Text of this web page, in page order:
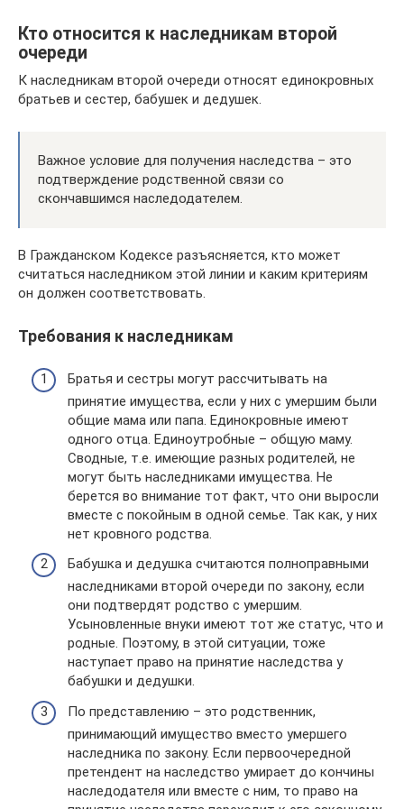
Кто относится к наследникам второй
очереди
К наследникам второй очереди относят единокровных
братьев и сестер, бабушек и дедушек.
Важное условие для получения наследства – это
подтверждение родственной связи со
скончавшимся наследодателем.
В Гражданском Кодексе разъясняется, кто может
считаться наследником этой линии и каким критериям
он должен соответствовать.
Требования к наследникам
Братья и сестры могут рассчитывать на
принятие имущества, если у них с умершим были
общие мама или папа. Единокровные имеют
одного отца. Единоутробные – общую маму.
Сводные, т.е. имеющие разных родителей, не
могут быть наследниками имущества. Не
берется во внимание тот факт, что они выросли
вместе с покойным в одной семье. Так как, у них
нет кровного родства.
Бабушка и дедушка считаются полноправными
наследниками второй очереди по закону, если
они подтвердят родство с умершим.
Усыновленные внуки имеют тот же статус, что и
родные. Поэтому, в этой ситуации, тоже
наступает право на принятие наследства у
бабушки и дедушки.
По представлению – это родственник,
принимающий имущество вместо умершего
наследника по закону. Если первоочередной
претендент на наследство умирает до кончины
наследодателя или вместе с ним, то право на